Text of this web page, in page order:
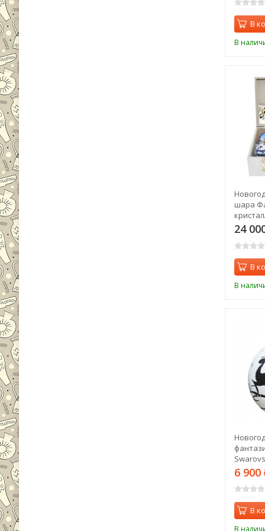
В
В
шара
(2568)
24
В
В
6 900
В
В